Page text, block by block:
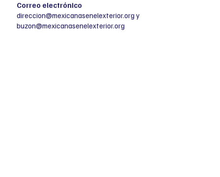
Correo electrónico
direccion@mexicanasenelexterior.org y
buzon@mexicanasenelexterior.org